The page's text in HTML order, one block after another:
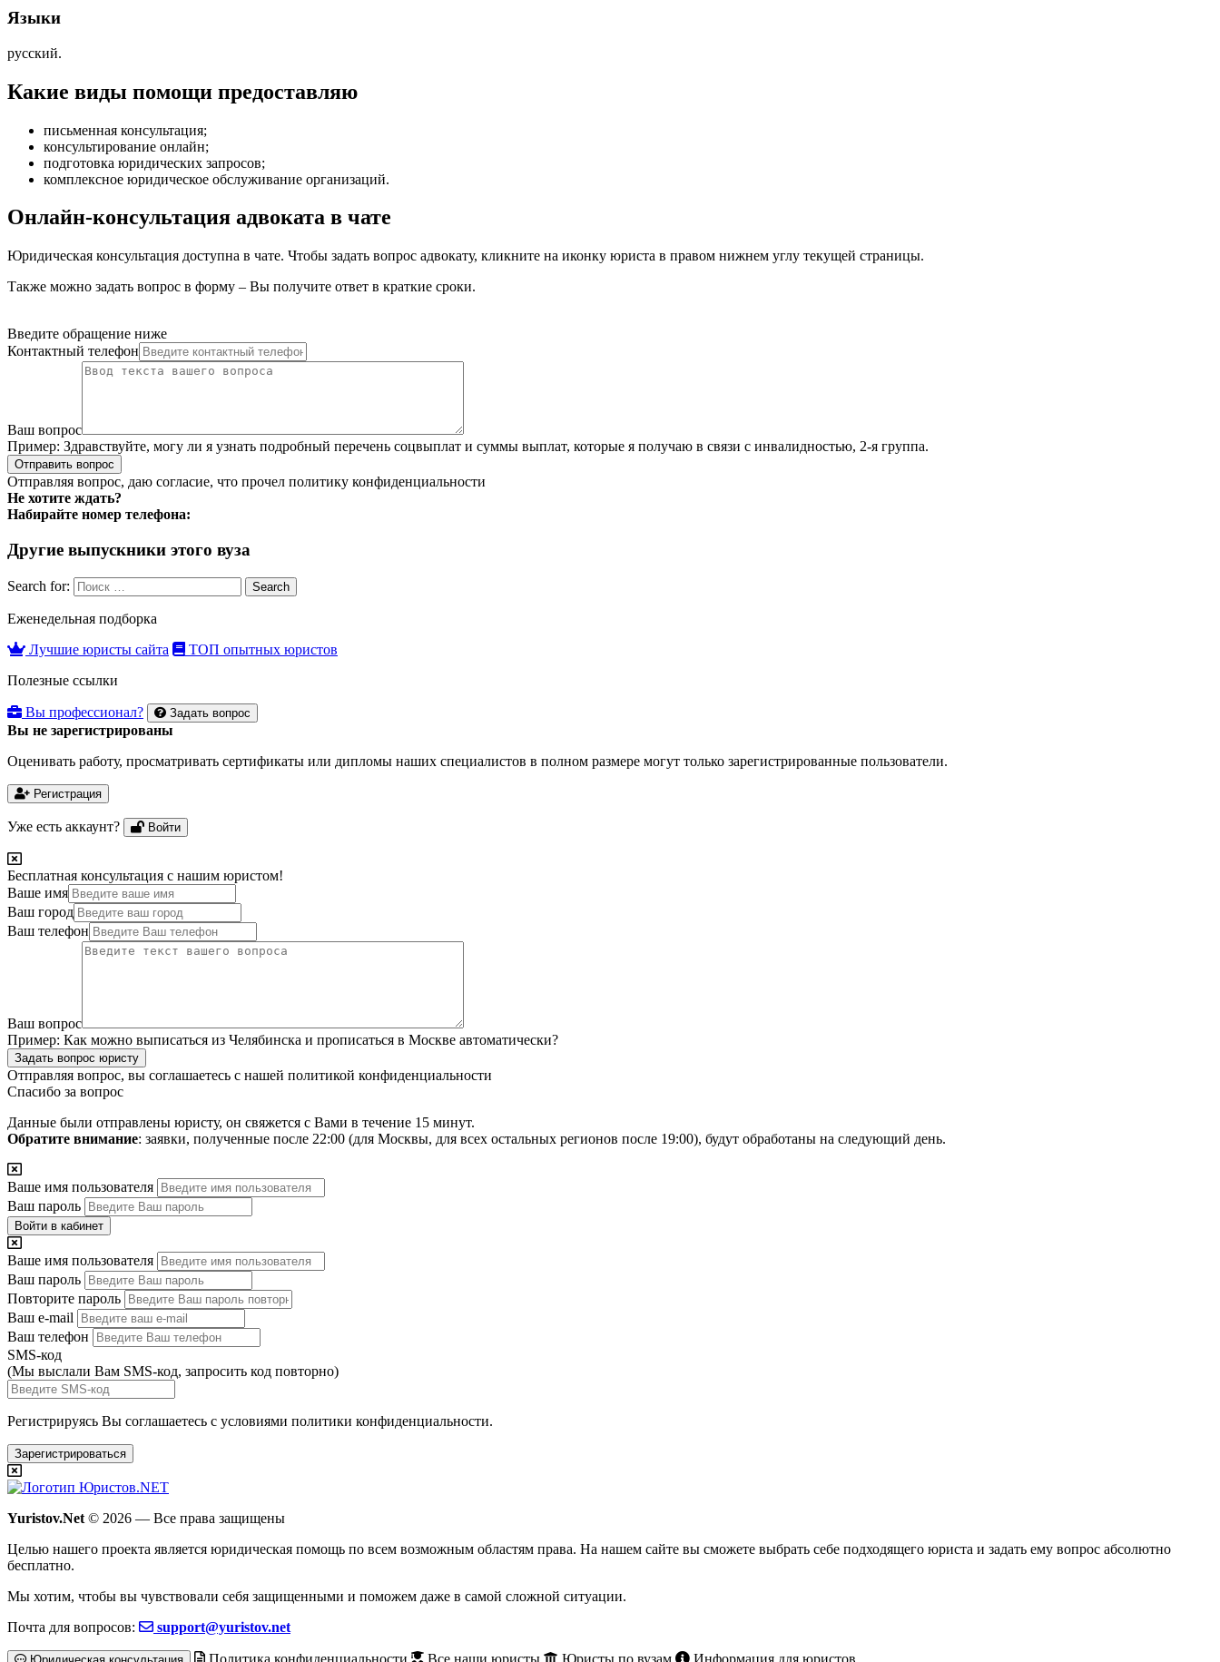
Языки
русский.
Какие виды помощи предоставляю
письменная консультация;
консультирование онлайн;
подготовка юридических запросов;
комплексное юридическое обслуживание организаций.
Онлайн-консультация адвоката в чате
Юридическая консультация доступна в чате. Чтобы задать вопрос адвокату, кликните на иконку юриста в правом нижнем углу текущей страницы.
Также можно задать вопрос в форму – Вы получите ответ в краткие сроки.
Введите обращение ниже
Контактный телефон
Ваш вопрос
Пример: Здравствуйте, могу ли я узнать подробный перечень соцвыплат и суммы выплат, которые я получаю в связи с инвалидностью, 2-я группа.
Отправить вопрос
Отправляя вопрос, даю согласие, что прочел политику конфиденциальности
Не хотите ждать?
Набирайте номер телефона:
Другие выпускники этого вуза
Search for: Search
Еженедельная подборка
Лучшие юристы сайта
ТОП опытных юристов
Полезные ссылки
Вы профессионал? Задать вопрос
Вы не зарегистрированы
Оценивать работу, просматривать сертификаты или дипломы наших специалистов в полном размере могут только зарегистрированные пользователи.
Регистрация
Уже есть аккаунт? Войти
Бесплатная консультация с нашим юристом!
Ваше имя
Ваш город
Ваш телефон
Ваш вопрос
Пример: Как можно выписаться из Челябинска и прописаться в Москве автоматически?
Задать вопрос юристу
Отправляя вопрос, вы соглашаетесь с нашей политикой конфиденциальности
Спасибо за вопрос
Данные были отправлены юристу, он свяжется с Вами в течение 15 минут.
Обратите внимание: заявки, полученные после 22:00 (для Москвы, для всех остальных регионов после 19:00), будут обработаны на следующий день.
Ваше имя пользователя
Ваш пароль
Войти в кабинет
Ваше имя пользователя
Ваш пароль
Повторите пароль
Ваш e-mail
Ваш телефон
SMS-код
(Мы выслали Вам SMS-код, запросить код повторно)
Регистрируясь Вы соглашаетесь с условиями политики конфиденциальности.
Зарегистрироваться
Yuristov.Net © 2026 — Все права защищены
Целью нашего проекта является юридическая помощь по всем возможным областям права. На нашем сайте вы сможете выбрать себе подходящего юриста и задать ему вопрос абсолютно
бесплатно.
Мы хотим, чтобы вы чувствовали себя защищенными и поможем даже в самой сложной ситуации.
Почта для вопросов:
support@yuristov.net
Политика конфиденциальности Все наши юристы Юристы по вузам Информация для юристов